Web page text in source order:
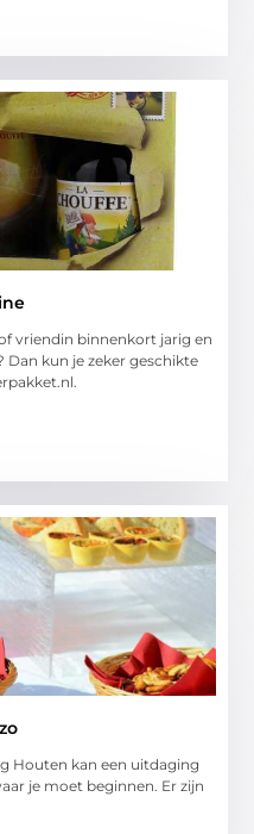
vriendin binnenkort jarig en
Dan kun je zeker geschikte
Houten kan een uitdaging
je moet beginnen. Er zijn